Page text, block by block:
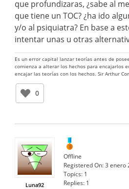
que profundizaras, ¿sabe al
que tiene un TOC? ¿ha ido
y/o al psiquiatra? En base a
intentar unas u otras
Es un error capital lanzar teorías antes de
comienza a alterar los hechos para encajarlos
encajar las teorías con los hechos. Sir Arthur
0
Luna92
Offline
Registered On:3 enero
Topics: 1
Replies: 1